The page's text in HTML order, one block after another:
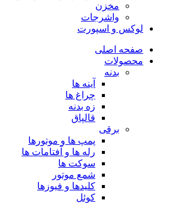
مخزن
واشرجات
لوکس و اسپورت
صفحه اصلی
محصولات
بدنه
آینه ها
چراغ ها
زه بدنه
قالپاق
برقی
پمپ ها و موتورها
رله ها و آفتامات ها
سوکت ها
شمع موتور
کلیدها و فیوزها
کوئل